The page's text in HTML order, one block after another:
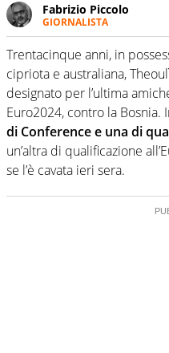
Fabrizio Piccolo
GIORNALISTA
Nella sua carriera ha
sportive e collaborato
competenza,
prevalentemente di
Trentacinque anni, in
cipriota e australiana,
designato per l’ultima
Euro2024, contro la Bosnia.
di Conference e una di
un’altra di qualificazione
se l’è cavata ieri sera.